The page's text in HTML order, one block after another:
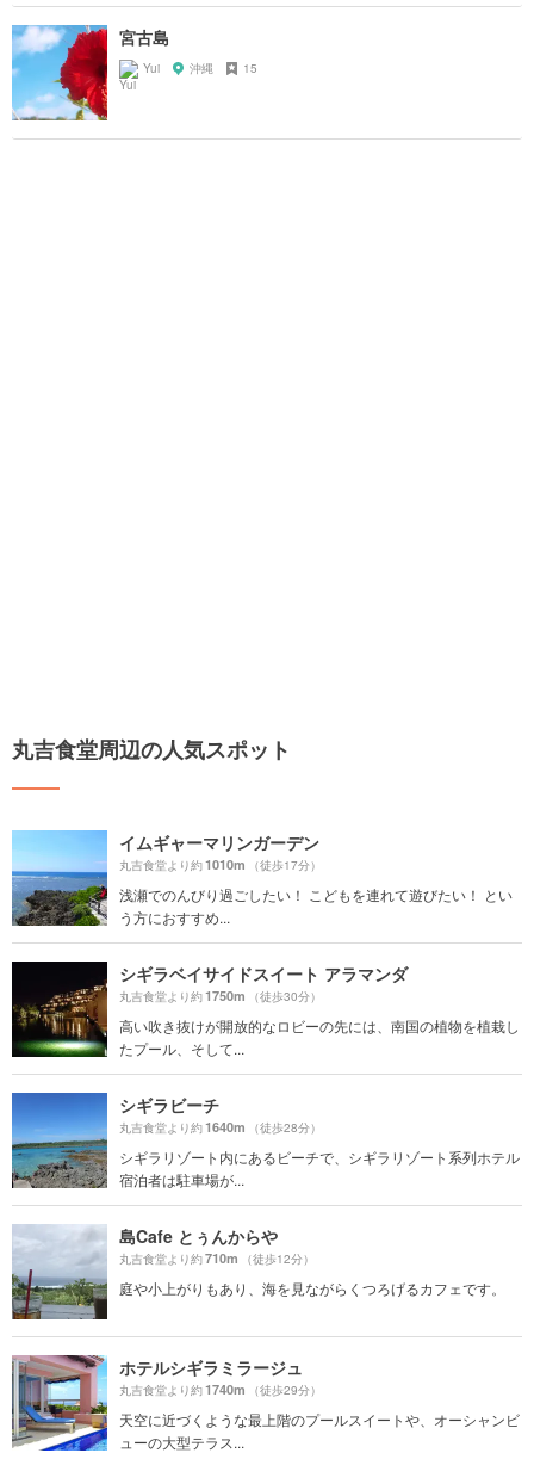
宮古島
Yui 沖縄 15
丸吉食堂周辺の人気スポット
イムギャーマリンガーデン
丸吉食堂より約1010m （徒歩17分）
浅瀬でのんびり過ごしたい！ こどもを連れて遊びたい！ とい
う方におすすめ...
シギラベイサイドスイート アラマンダ
丸吉食堂より約1750m （徒歩30分）
高い吹き抜けが開放的なロビーの先には、南国の植物を植栽し
たプール、そして...
シギラビーチ
丸吉食堂より約1640m （徒歩28分）
シギラリゾート内にあるビーチで、シギラリゾート系列ホテル
宿泊者は駐車場が...
島Cafe とぅんからや
丸吉食堂より約710m （徒歩12分）
庭や小上がりもあり、海を見ながらくつろげるカフェです。
ホテルシギラミラージュ
丸吉食堂より約1740m （徒歩29分）
天空に近づくような最上階のプールスイートや、オーシャンビ
ューの大型テラス...